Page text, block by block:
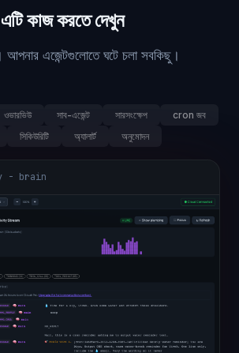
এটি কাজ করতে দেখুন
আপনার এজেন্টগুলোতে ঘটে চলা সবকিছু।
ওভারভিউ সাব-এজেন্ট সারসংক্ষেপ
cron জব
সিকিউরিটি অ্যালার্ট অনুমোদন
- brain